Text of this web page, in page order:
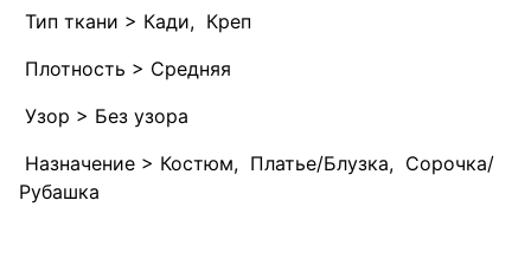
Тип ткани > Кади, Креп
Плотность > Средняя
Узор > Без узора
Назначение > Костюм, Платье/Блузка, Сорочка/
Рубашка